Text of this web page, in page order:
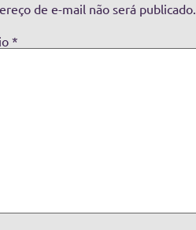
de e-mail não será publicado.
*